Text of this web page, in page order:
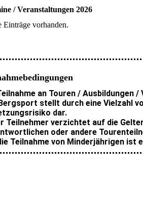
/ Veranstaltungen 2026
Einträge vorhanden.
an Touren /
stellt durch eine Vielzahl
dar.
Teilnehmer verzichtet auf die
oder andere
Teilnahme von Minderjährigen